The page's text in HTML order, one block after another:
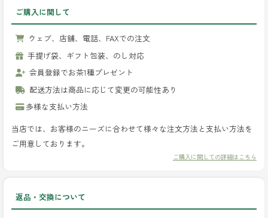
ご購入に関して
ウェブ、店舗、電話、FAXでの注文
手提げ袋、ギフト包装、のし対応
会員登録でお茶1種プレゼント
配送方法は商品に応じて変更の可能性あり
多様な支払い方法
当店では、お客様のニーズに合わせて様々な注文方法と支払い方法を
ご用意しております。
ご購入に関しての詳細はこちら
返品・交換について